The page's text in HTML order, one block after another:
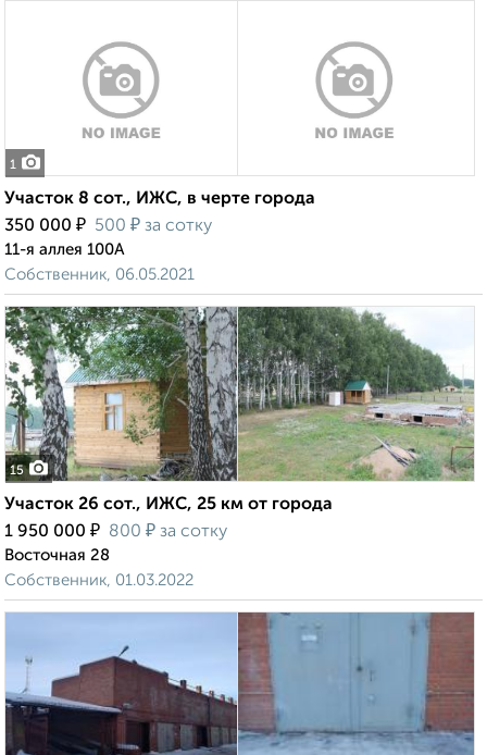
1
Участок 8 сот., ИЖС, в черте города
350 000 ₽ 500 ₽ за сотку
11-я аллея 100А
Собственник, 06.05.2021
15
Участок 26 сот., ИЖС, 25 км от города
1 950 000 ₽ 800 ₽ за сотку
Восточная 28
Собственник, 01.03.2022